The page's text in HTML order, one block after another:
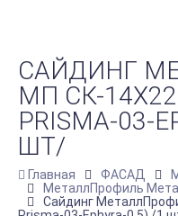
САЙДИНГ
МП СК-
PRISMA-03-
ШТ/
Главная ФАСАД
МеталлПрофиль
Сайдинг